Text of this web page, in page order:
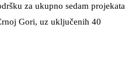
za ukupno sedam projekata
Gori, uz uključenih 40